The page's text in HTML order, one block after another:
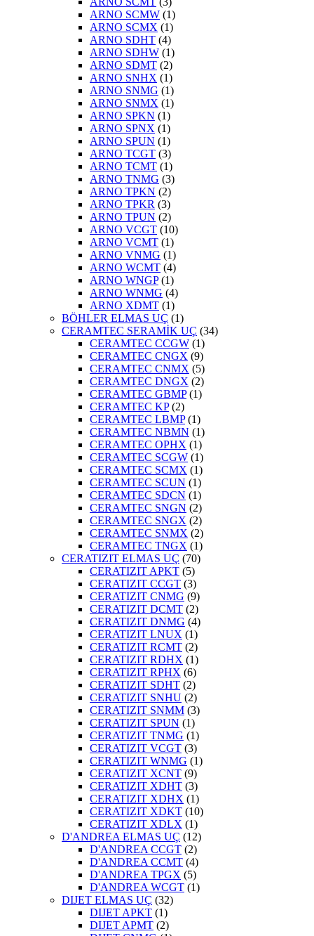
ARNO SCMW (1)
ARNO SCMX (1)
ARNO SDHT (4)
ARNO SDHW (1)
ARNO SDMT (2)
ARNO SNHX (1)
ARNO SNMG (1)
ARNO SNMX (1)
ARNO SPKN (1)
ARNO SPNX (1)
ARNO SPUN (1)
ARNO TCGT (3)
ARNO TCMT (1)
ARNO TNMG (3)
ARNO TPKN (2)
ARNO TPKR (3)
ARNO TPUN (2)
ARNO VCGT (10)
ARNO VCMT (1)
ARNO VNMG (1)
ARNO WCMT (4)
ARNO WNGP(1)
ARNO WNMG (4)
ARNO XDMT (1)
BÖHLER ELMAS UÇ (1)
CERAMTEC SERAMİK UÇ (34)
CERAMTEC CCGW (1)
CERAMTEC CNGX (9)
CERAMTEC CNMX (5)
CERAMTEC DNGX (2)
CERAMTEC GBMP(1)
CERAMTEC KP(2)
CERAMTEC LBMP(1)
CERAMTEC NBMN (1)
CERAMTEC OPHX (1)
CERAMTEC SCGW (1)
CERAMTEC SCMX (1)
CERAMTEC SCUN (1)
CERAMTEC SDCN (1)
CERAMTEC SNGN (2)
CERAMTEC SNGX (2)
CERAMTEC SNMX (2)
CERAMTEC TNGX (1)
CERATIZIT ELMAS UÇ (70)
CERATIZIT APKT (5)
CERATIZIT CCGT (3)
CERATIZIT CNMG (9)
CERATIZIT DCMT (2)
CERATIZIT DNMG (4)
CERATIZIT LNUX (1)
CERATIZIT RCMT (2)
CERATIZIT RDHX (1)
CERATIZIT RPHX (6)
CERATIZIT SDHT (2)
CERATIZIT SNHU (2)
CERATIZIT SNMM (3)
CERATIZIT SPUN (1)
CERATIZIT TNMG (1)
CERATIZIT VCGT (3)
CERATIZIT WNMG (1)
CERATIZIT XCNT (9)
CERATIZIT XDHT (3)
CERATIZIT XDHX (1)
CERATIZIT XDKT (10)
CERATIZIT XDLX (1)
D'ANDREA ELMAS UÇ (12)
D'ANDREA CCGT (2)
D'ANDREA CCMT (4)
D'ANDREA TPGX (5)
D'ANDREA WCGT (1)
DIJET ELMAS UÇ (32)
DIJET APKT (1)
DIJET APMT (2)